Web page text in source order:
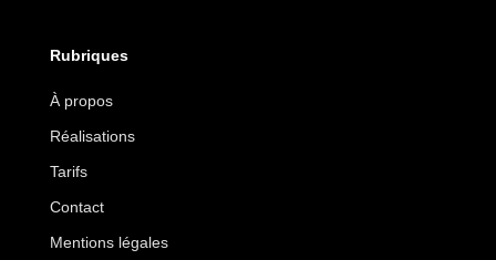
Rubriques
À propos
Réalisations
Tarifs
Contact
Mentions légales